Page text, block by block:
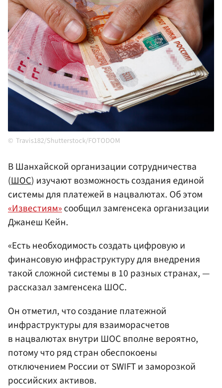
Travis182/Shutterstock/FOTODOM
В Шанхайской организации сотрудничества
(ШОС) изучают возможность создания единой
системы для платежей в нацвалютах. Об этом
«Известиям»сообщил замгенсека организации
Джанеш Кейн.
«Есть необходимость создать цифровую и
финансовую инфраструктуру для внедрения
такой сложной системы в 10 разных странах, —
рассказал замгенсека ШОС.
Он отметил, что создание платежной
инфраструктуры для взаиморасчетов
в нацвалютах внутри ШОС вполне вероятно,
потому что ряд стран обеспокоены
отключением России от SWIFT и заморозкой
российских активов.